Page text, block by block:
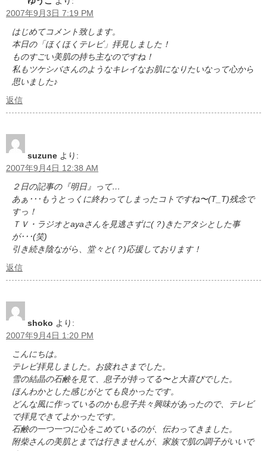
2007年9月3日 7:19 PM
はじめてコメント致します。
本日の「ほくほくテレビ」拝見しました！
ものすごい美肌の持ち主なのですね！
私もツケシバさんのようなキレイなお肌になりたいなって心から
思いました♪
返信
suzune より:
2007年9月4日 12:38 AM
２日の記事の『明日』って…
あぁ･･･もうとっくに終わってしまったコトですね〜(T_T)残念で
すっ！
ＴＶ・ラジオとayaさんを見逃さずに(？)きたアタシとした事
が･･･(笑)
引き続き陰ながら、堂々と(？)応援しております！
返信
shoko より:
2007年9月4日 1:20 PM
こんにちは。
テレビ拝見しました。お疲れさまでした。
雪の結晶の石鹸を見て、息子が持ってる〜と大喜びでした。
ほんわかとした感じがとても良かったです。
どんな風に作っているのかも息子共々興味があったので、テレビ
で拝見できてよかったです。
石鹸の一つ一つに心をこめているのが、伝わってきました。
附柴さんの美肌とまでは行きませんが、家族で肌の調子がいいで